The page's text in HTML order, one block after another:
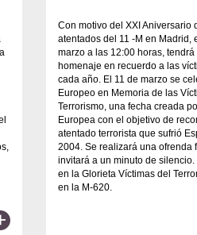
Con motivo del XXI Aniversario
atentados del 11 -M en Madrid,
marzo a las 12:00 horas, tendrá
homenaje en recuerdo a las
cada año. El 11 de marzo se
Europeo en Memoria de las
Terrorismo, una fecha creada
Europea con el objetivo de
atentado terrorista que sufrió
2004. Se realizará una ofrenda
invitará a un minuto de
en la Glorieta Víctimas del
en la M-620.